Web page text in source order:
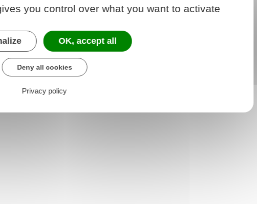
you control over what you want to activate
OK, accept all
Deny all cookies
Privacy policy